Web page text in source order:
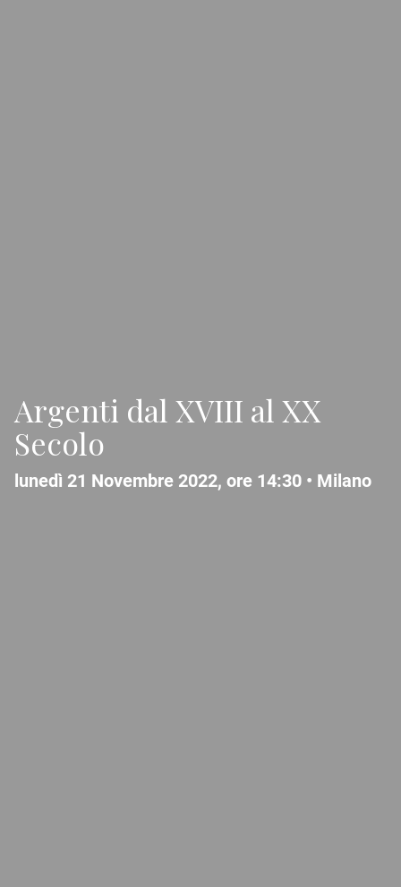
Argenti dal XVIII al XX
Secolo
lunedì 21 Novembre 2022, ore 14:30 • Milano